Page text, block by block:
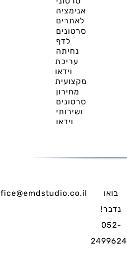
אנימציה
לאתרים
סרטונים
לדף
נחיתה
עריכת
וידאו
מקצועית
מחירון
סרטונים
ושירותי
וידאו
בואו
נדבר!
052-
2499624